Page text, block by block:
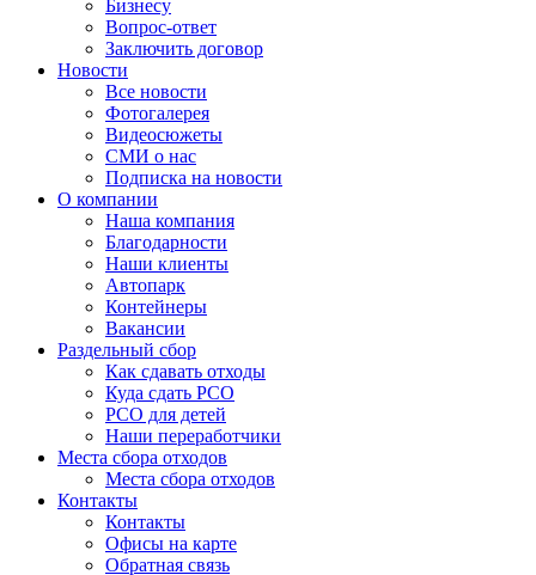
Бизнесу
Вопрос-ответ
Заключить договор
Новости
Все новости
Фотогалерея
Видеосюжеты
СМИ о нас
Подписка на новости
О компании
Наша компания
Благодарности
Наши клиенты
Автопарк
Контейнеры
Вакансии
Раздельный сбор
Как сдавать отходы
Куда сдать РСО
РСО для детей
Наши переработчики
Места сбора отходов
Места сбора отходов
Контакты
Контакты
Офисы на карте
Обратная связь